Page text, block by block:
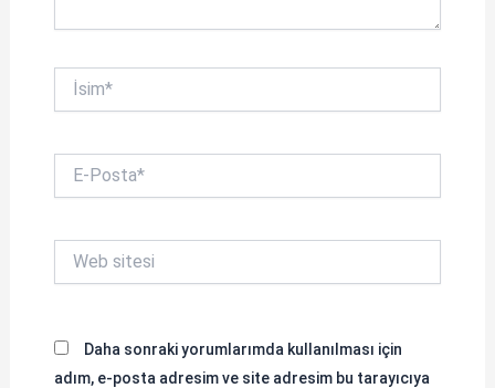
İsim*
Posta*
sitesi
Daha sonraki yorumlarımda kullanılması için
adım, e-posta adresim ve site adresim bu tarayıcıya